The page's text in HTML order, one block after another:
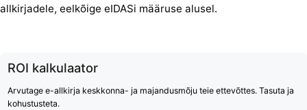
allkirjadele, eelkõige eIDASi määruse alusel.
ROI kalkulaator
Arvutage e-allkirja keskkonna- ja majandusmõju teie ettevõttes. Tasuta ja
kohustusteta.